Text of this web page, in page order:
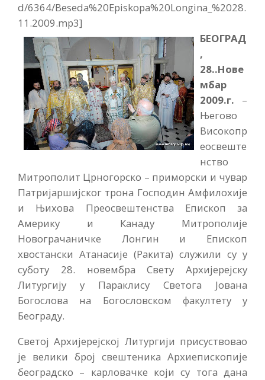
d/6364/Beseda%20Episkopa%20Longina_%2028.
11.2009.mp3]
БЕОГРАД
,
28..Нове
мбар
2009.г. –
Његово
Високопр
еосвеште
нство
Митрополит Црногорско – приморски и чувар
Патријаршијског трона Господин Амфилохије
и Њихова Преосвештенства Епископ за
Америку и Канаду Митрополије
Новограчаничке Лонгин и Епископ
хвостански Атанасије (Ракита) служили су у
суботу 28. новембра Свету Архијерејску
Литургију у Параклису Светога Јована
Богослова на Богословском факултету у
Београду.
Светој Архијерејској Литургији присуствовао
је велики број свештеника Архиепископије
београдско – карловачке који су тога дана